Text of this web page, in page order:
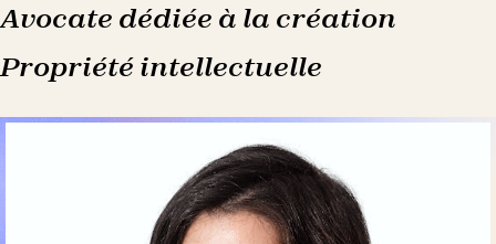
Avocate dédiée à la création
Propriété intellectuelle